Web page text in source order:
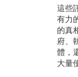
這些
有力
的真
府、
體，
大量